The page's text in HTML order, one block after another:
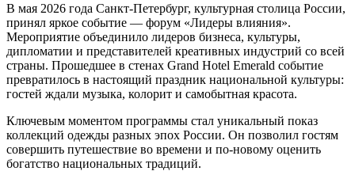
В мая 2026 года Санкт‑Петербург, культурная столица России,
принял яркое событие — форум «Лидеры влияния».
Мероприятие объединило лидеров бизнеса, культуры,
дипломатии и представителей креативных индустрий со всей
страны. Прошедшее в стенах Grand Hotel Emerald событие
превратилось в настоящий праздник национальной культуры:
гостей ждали музыка, колорит и самобытная красота.
Ключевым моментом программы стал уникальный показ
коллекций одежды разных эпох России. Он позволил гостям
совершить путешествие во времени и по‑новому оценить
богатство национальных традиций.